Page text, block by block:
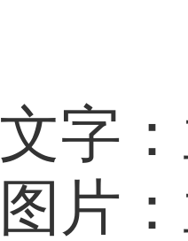
文字
图片